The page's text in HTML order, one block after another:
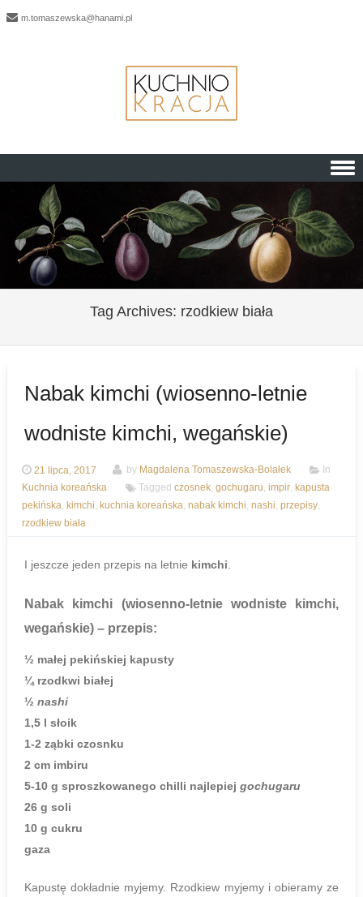
m.tomaszewska@hanami.pl
Skip to content
Tag Archives: rzodkiew biała
Nabak kimchi (wiosenno-letnie
wodniste kimchi, wegańskie)
21 lipca, 2017 by Magdalena Tomaszewska-Bolałek
In
Kuchnia koreańska
Tagged czosnek, gochugaru, impir, kapusta
pekińska, kimchi, kuchnia koreańska, nabak kimchi, nashi, przepisy,
rzodkiew biała
I jeszcze jeden przepis na letnie kimchi.
Nabak kimchi (wiosenno-letnie wodniste kimchi,
wegańskie) – przepis:
½ małej pekińskiej kapusty
¼ rzodkwi białej
½ nashi
1,5 l słoik
1-2 ząbki czosnku
2 cm imbiru
5-10 g sproszkowanego chilli najlepiej gochugaru
26 g soli
10 g cukru
gaza
Kapustę dokładnie myjemy. Rzodkiew myjemy i obieramy ze